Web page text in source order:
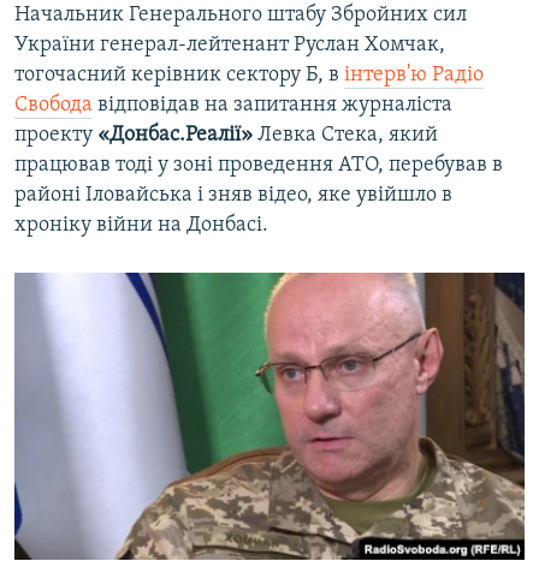
u
s
l
e
Начальник Генерального штабу Збройних сил
України генерал-лейтенант Руслан Хомчак,
тогочасний керівник сектору Б, в інтерв'ю Радіо
Свобода відповідав на запитання журналіста
проекту «Донбас.Реалії» Левка Стека, який
працював тоді у зоні проведення АТО, перебував в
районі Іловайська і зняв відео, яке увійшло в
хроніку війни на Донбасі.